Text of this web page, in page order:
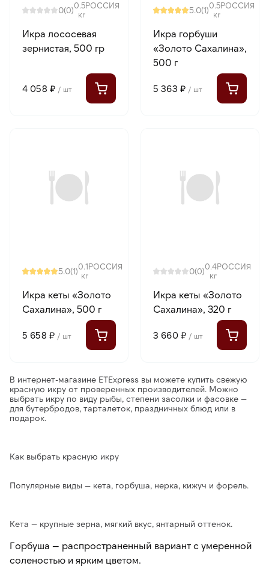
0(0)0.5
кг
РОССИЯ
Икра лососевая
зернистая, 500 гр
4 058 ₽ / шт
5.0(1)0.5
кг
РОССИЯ
Икра горбуши
«Золото Сахалина»,
500 г
5 363 ₽ / шт
5.0(1)0.1
кг
РОССИЯ
Икра кеты «Золото
Сахалина», 500 г
5 658 ₽ / шт
0(0)0.4
кг
РОССИЯ
Икра кеты «Золото
Сахалина», 320 г
3 660 ₽ / шт
В интернет-магазине ETExpress вы можете купить свежую
красную икру от проверенных производителей. Можно
выбрать икру по виду рыбы, степени засолки и фасовке —
для бутербродов, тарталеток, праздничных блюд или в
подарок.
Как выбрать красную икру
Популярные виды — кета, горбуша, нерка, кижуч и форель.
Кета — крупные зерна, мягкий вкус, янтарный оттенок.
Горбуша — распространенный вариант с умеренной
соленостью и ярким цветом.